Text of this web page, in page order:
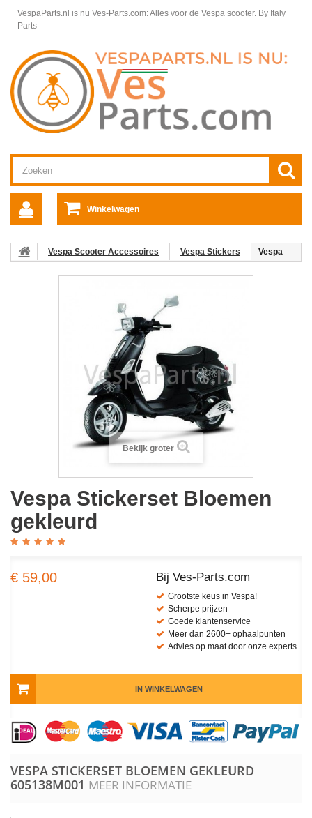
VespaParts.nl is nu Ves-Parts.com: Alles voor de Vespa scooter. By Italy
Parts
Winkelwagen
Vespa Scooter Accessoires Vespa Stickers
Vespa
Bekijk groter
Vespa Stickerset Bloemen
gekleurd
€ 59,00 Bij Ves-Parts.com
Grootste keus in Vespa!
Scherpe prijzen
Goede klantenservice
Meer dan 2600+ ophaalpunten
Advies op maat door onze experts
IN WINKELWAGEN
VESPA STICKERSET BLOEMEN GEKLEURD
605138M001 MEER INFORMATIE